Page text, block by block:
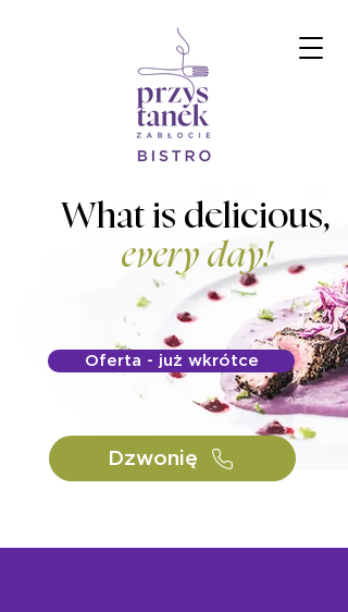
What is delicious,
every day!
Oferta - już wkrótce
Dzwonię